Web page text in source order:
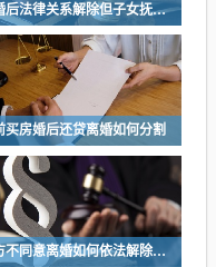
离婚后法律关系解除但子女抚养权仍存
买房婚后还贷离婚如何分割
一方不同意离婚如何依法解除婚姻关系